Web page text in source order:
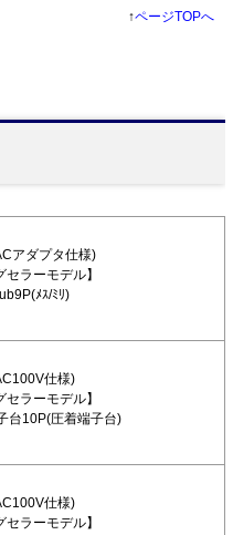
↑ページTOPへ
アダプタ仕様)
セラーモデル】
ﾒｽ/ﾐﾘ)
仕様)
セラーモデル】
台10P(圧着端子台)
仕様)
セラーモデル】